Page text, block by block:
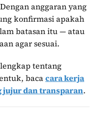
anggaran yang
konfirmasi apakah
batasan itu — atau
agar sesuai.
tentang
bacacara kerja
jujur dan transparan.